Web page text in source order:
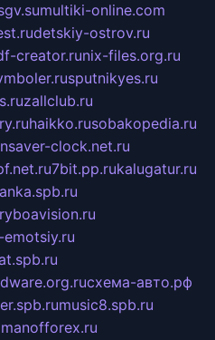
multiki-online.com
detskiy-ostrov.ru
creator.runix-files.org.ru
sputnikyes.ru
zallclub.ru
haikko.rusobakopedia.ru
clock.net.ru
7bit.pp.rukalugatur.ru
схема-авто.рф
music8.spb.ru